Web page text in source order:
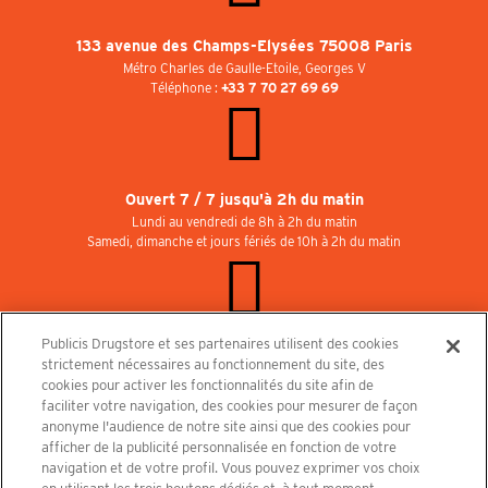
133 avenue des Champs-Elysées 75008 Paris
Métro Charles de Gaulle-Etoile, Georges V
Téléphone : +33 7 70 27 69 69
Ouvert 7 / 7 jusqu'à 2h du matin
Lundi au vendredi de 8h à 2h du matin
Samedi, dimanche et jours fériés de 10h à 2h du matin
Rejoignez-nous au Publicisdrugstore !
Nous recrutons pour les boutiques, le restaurant et le cinéma. Contactez-nous :
recrutement@publicisdrugstore.com
Conditions générales de vente
Mentions légales
Politique de Protection des Données Personnelles et Charte
Cookies
Publicis Drugstore et ses partenaires utilisent des cookies
strictement nécessaires au fonctionnement du site, des
cookies pour activer les fonctionnalités du site afin de
faciliter votre navigation, des cookies pour mesurer de façon
anonyme l'audience de notre site ainsi que des cookies pour
afficher de la publicité personnalisée en fonction de votre
navigation et de votre profil. Vous pouvez exprimer vos choix